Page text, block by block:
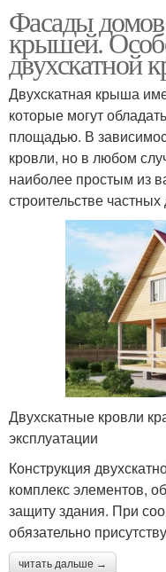
Фасады домов
крышей.
двухскатной
Двухскатная крыша
которые могут
площадью. В
кровли, но в любом
наиболее простым из
строительстве
Двухскатные кровли
эксплуатации
Конструкция
комплекс элементов,
защиту здания. При
обязательно
читать дальше →